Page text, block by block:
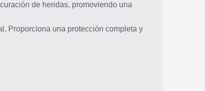
de heridas, promoviendo una
Proporciona una protección completa y